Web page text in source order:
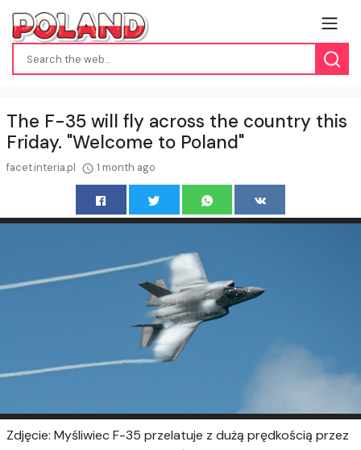
The F-35 will fly across the country this
Friday. "Welcome to Poland"
facet.interia.pl 1 month ago
Zdjęcie: Myśliwiec F-35 przelatuje z dużą prędkością przez